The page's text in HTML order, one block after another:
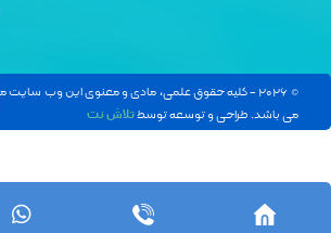
© ۲۰۲۶ - کلیه حقوق علمی، مادی و معنوی این وب
می باشد. طراحی و توسعه توسطتلاش نت